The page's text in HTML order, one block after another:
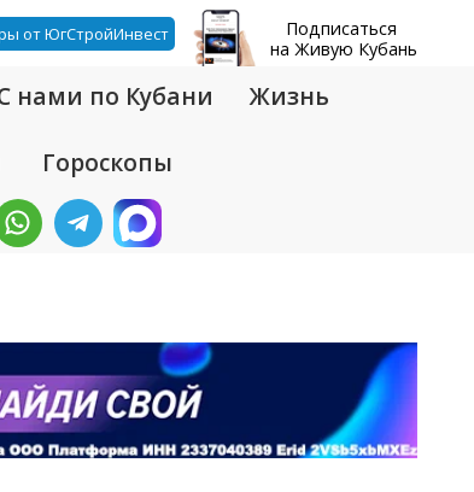
от ЮгСтройИнвест
Подписаться
на Живую Кубань
нами по Кубани Жизнь
Гороскопы